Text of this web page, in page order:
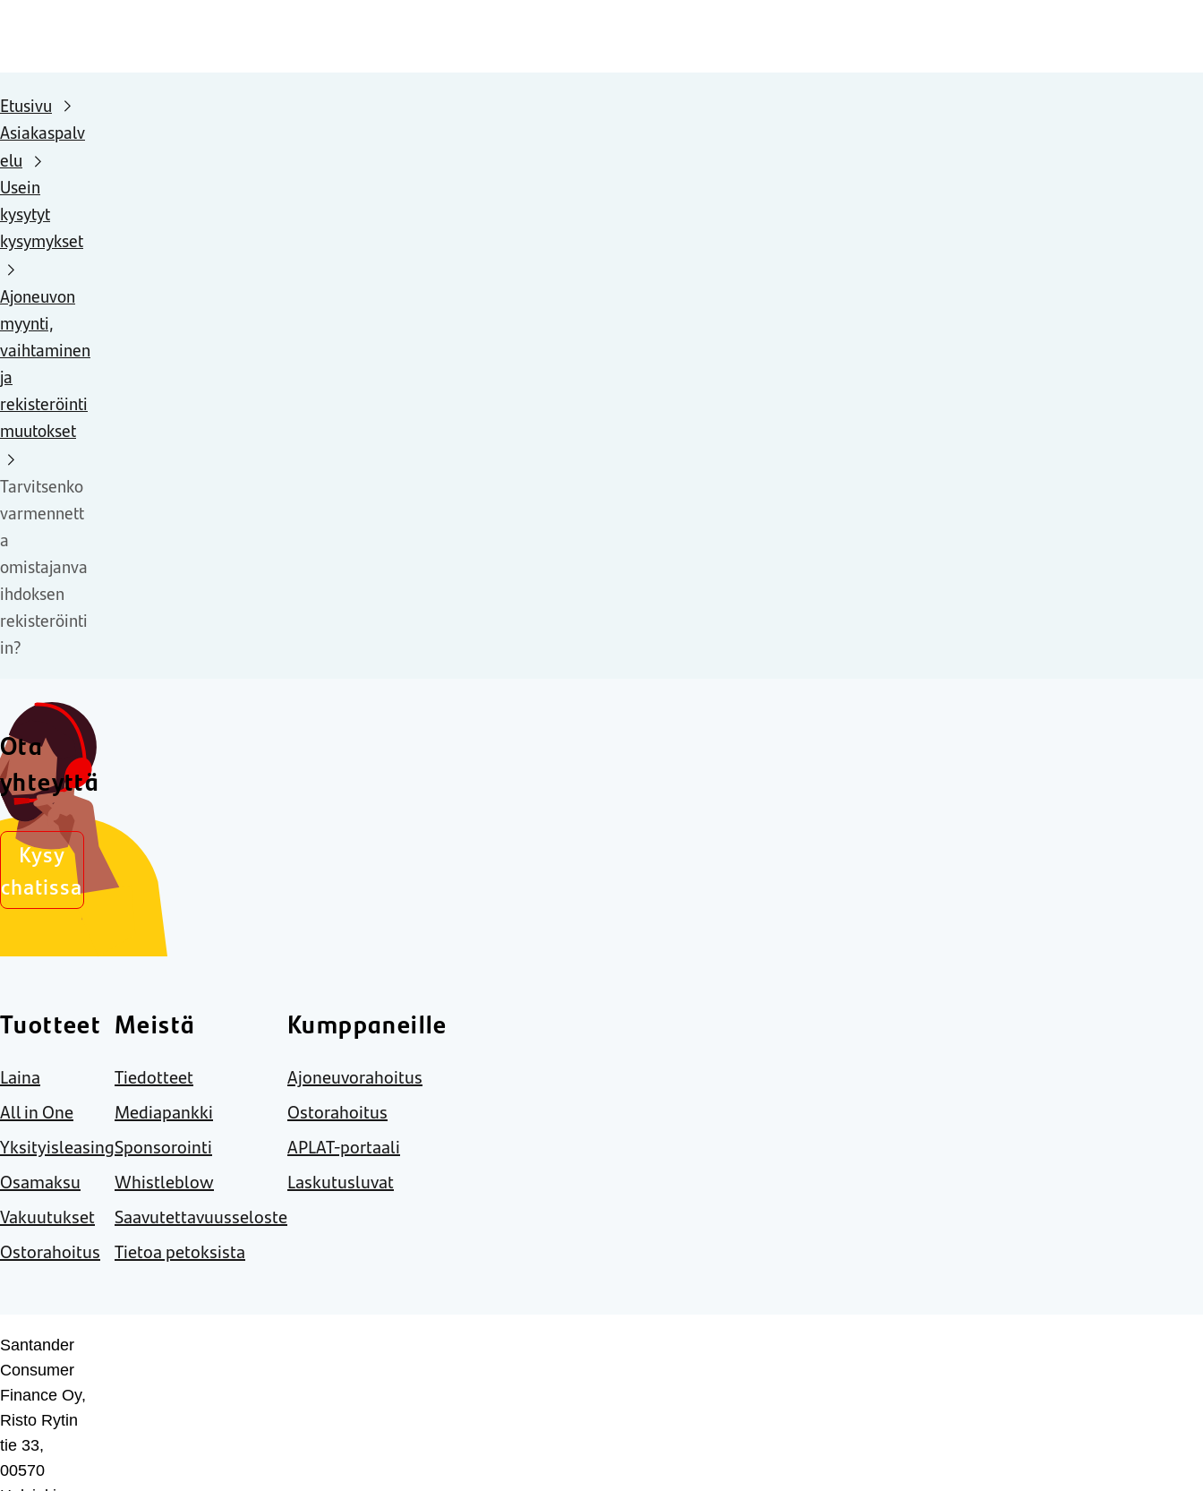
Etusivu
Asiakaspalv
elu
Usein
kysytyt
kysymykset
Ajoneuvon
myynti,
vaihtaminen
ja
rekisteröinti
muutokset
Tarvitsenko
varmennett
a
omistajanva
ihdoksen
rekisteröinti
in?
Ota
yhteyttä
Kysy
chatissa
Tuotteet
Laina
All in One
Yksityisleasing
Osamaksu
Vakuutukset
Ostorahoitus
Meistä
Tiedotteet
Mediapankki
Sponsorointi
Whistleblow
Saavutettavuusseloste
Tietoa petoksista
Kumppaneille
Ajoneuvorahoitus
Ostorahoitus
APLAT-portaali
Laskutusluvat
Santander
Consumer
Finance Oy,
Risto Rytin
tie 33,
00570